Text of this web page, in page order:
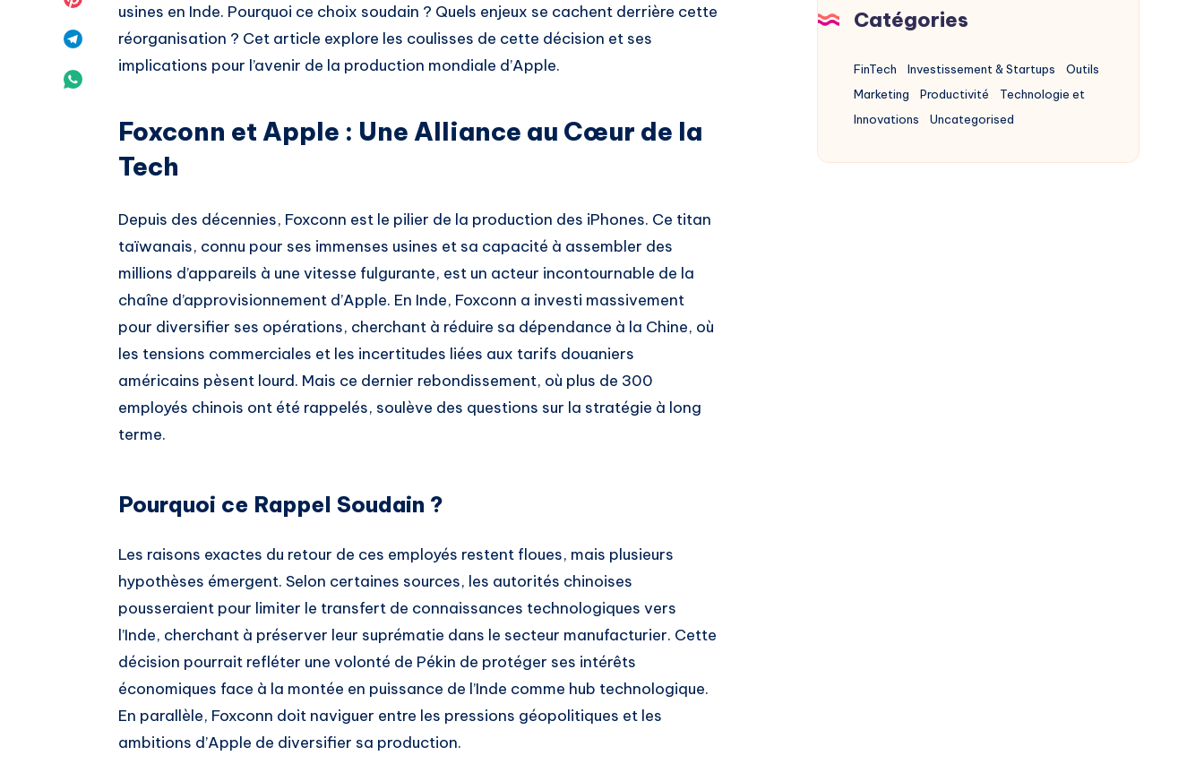
Linkedin
Pinterest
Share
usines en Inde. Pourquoi ce choix soudain ? Quels enjeux se cachent derrière cette
réorganisation ? Cet article explore les coulisses de cette décision et ses
implications pour l’avenir de la production mondiale d’Apple.
Foxconn et Apple : Une Alliance au Cœur de la
Tech
Depuis des décennies, Foxconn est le pilier de la production des iPhones. Ce titan
taïwanais, connu pour ses immenses usines et sa capacité à assembler des
millions d’appareils à une vitesse fulgurante, est un acteur incontournable de la
chaîne d’approvisionnement d’Apple. En Inde, Foxconn a investi massivement
pour diversifier ses opérations, cherchant à réduire sa dépendance à la Chine, où
les tensions commerciales et les incertitudes liées aux tarifs douaniers
américains pèsent lourd. Mais ce dernier rebondissement, où plus de 300
employés chinois ont été rappelés, soulève des questions sur la stratégie à long
terme.
Pourquoi ce Rappel Soudain ?
Les raisons exactes du retour de ces employés restent floues, mais plusieurs
hypothèses émergent. Selon certaines sources, les autorités chinoises
pousseraient pour limiter le transfert de connaissances technologiques vers
l’Inde, cherchant à préserver leur suprématie dans le secteur manufacturier. Cette
décision pourrait refléter une volonté de Pékin de protéger ses intérêts
économiques face à la montée en puissance de l’Inde comme hub technologique.
En parallèle, Foxconn doit naviguer entre les pressions géopolitiques et les
ambitions d’Apple de diversifier sa production.
Catégories
FinTech Investissement & Startups
Outils
Marketing
Productivité
Technologie et
Innovations
Uncategorised